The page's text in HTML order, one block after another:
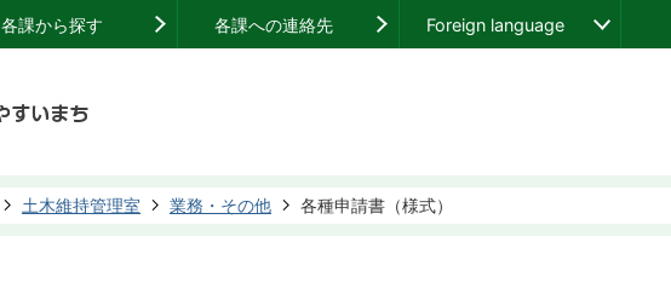
各課から探す 各課への連絡先 Foreign language
土木維持管理室 業務・その他 各種申請書（様式）